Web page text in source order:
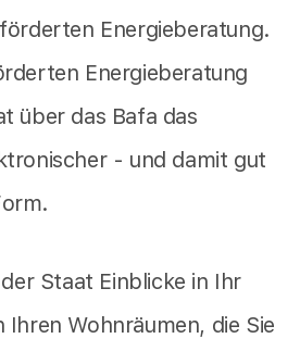
Energieberatung.
Energieberatung
über das Bafa das
- und damit gut
Staat Einblicke in Ihr
Ihren Wohnräumen, die Sie